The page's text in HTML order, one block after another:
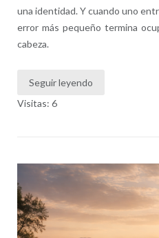
una identidad. Y cuando uno
error más pequeño termina
cabeza.
Seguir leyendo
Visitas: 6